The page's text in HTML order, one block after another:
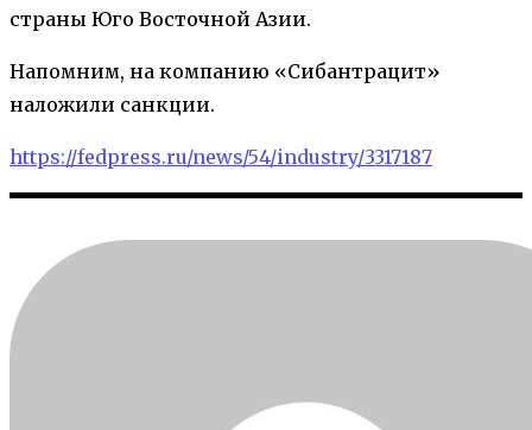
страны Юго Восточной Азии.
Напомним, на компанию «Сибантрацит»
наложили санкции.
https://fedpress.ru/news/54/industry/3317187